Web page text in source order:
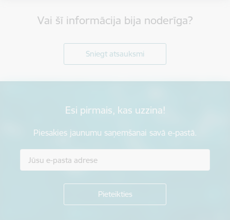
Vai šī informācija bija noderīga?
Sniegt atsauksmi
Esi pirmais, kas uzzina!
Piesakies jaunumu saņemšanai savā e-pastā.